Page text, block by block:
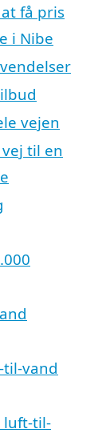
få pris
i Nibe
vejen
til en
vand
luft-til-